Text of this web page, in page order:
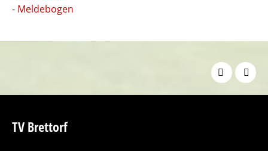
- Meldebogen
TV Brettorf